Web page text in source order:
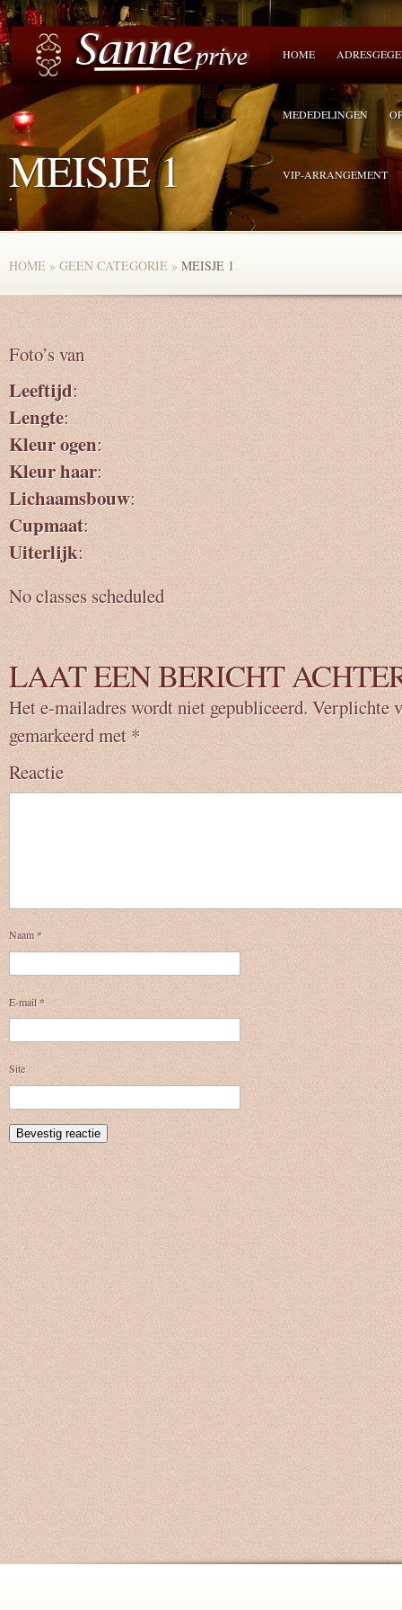
HOME
MEDEDELINGEN
VIP-ARRANGEMENT
MEISJE 1
.
HOME » GEEN CATEGORIE » MEISJE 1
Foto’s van
Leeftijd:
Lengte:
Kleur ogen:
Kleur haar:
Lichaamsbouw:
Cupmaat:
Uiterlijk:
No classes scheduled
LAAT EEN BERICHT
Het e-mailadres wordt niet gepubliceerd.Verplichte
gemarkeerd met*
Reactie
Naam*
E-mail*
Site